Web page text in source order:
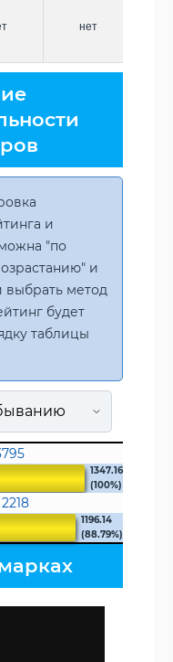
нет
и
"по
и
выбрать метод
будет
таблицы
1347.16
(100%)
1196.14
(88.79%)